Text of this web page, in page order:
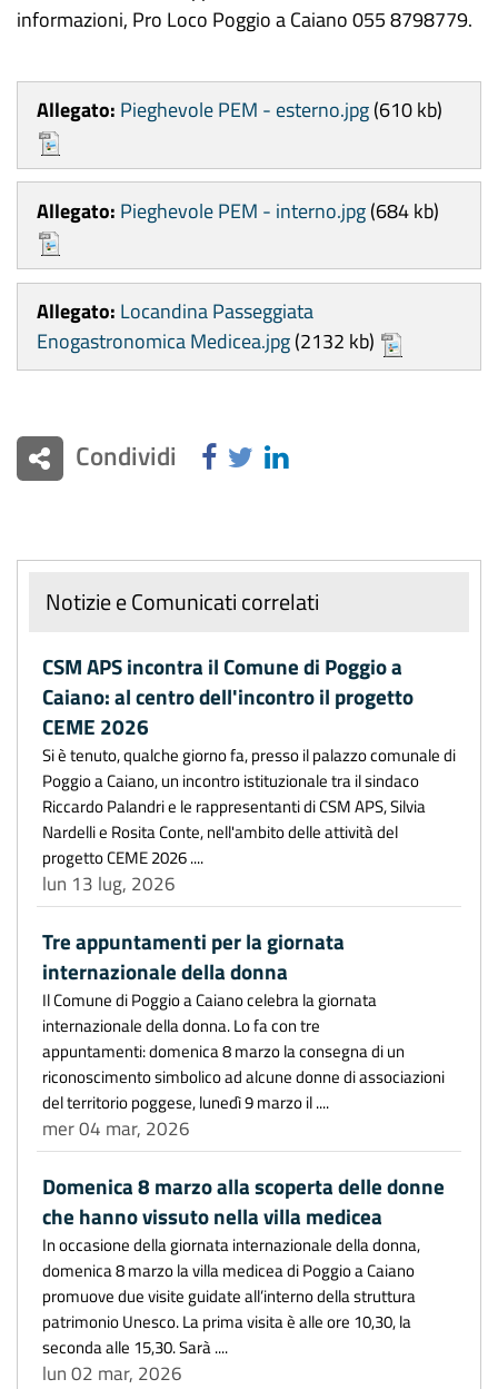
informazioni, Pro Loco Poggio a Caiano 055 8798779.
Allegato: Pieghevole PEM - esterno.jpg(610 kb)
Allegato: Pieghevole PEM - interno.jpg(684 kb)
Allegato: Locandina Passeggiata
Enogastronomica Medicea.jpg(2132 kb)
Condividi
Notizie e Comunicati correlati
CSM APS incontra il Comune di Poggio a
Caiano: al centro dell'incontro il progetto
CEME 2026
Si è tenuto, qualche giorno fa, presso il palazzo comunale di
Poggio a Caiano, un incontro istituzionale tra il sindaco
Riccardo Palandri e le rappresentanti di CSM APS, Silvia
Nardelli e Rosita Conte, nell'ambito delle attività del
progetto CEME 2026 ....
lun 13 lug, 2026
Tre appuntamenti per la giornata
internazionale della donna
Il Comune di Poggio a Caiano celebra la giornata
internazionale della donna. Lo fa con tre
appuntamenti: domenica 8 marzo la consegna di un
riconoscimento simbolico ad alcune donne di associazioni
del territorio poggese, lunedì 9 marzo il ....
mer 04 mar, 2026
Domenica 8 marzo alla scoperta delle donne
che hanno vissuto nella villa medicea
In occasione della giornata internazionale della donna,
domenica 8 marzo la villa medicea di Poggio a Caiano
promuove due visite guidate all’interno della struttura
patrimonio Unesco. La prima visita è alle ore 10,30, la
seconda alle 15,30. Sarà ....
lun 02 mar, 2026